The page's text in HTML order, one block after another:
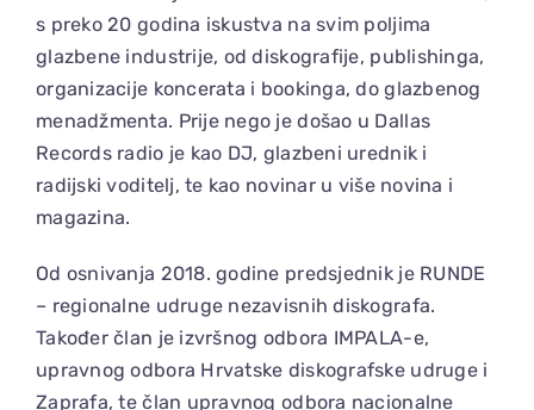
s preko 20 godina iskustva na svim poljima
glazbene industrije, od diskografije, publishinga,
organizacije koncerata i bookinga, do glazbenog
menadžmenta. Prije nego je došao u Dallas
Records radio je kao DJ, glazbeni urednik i
radijski voditelj, te kao novinar u više novina i
magazina.
Od osnivanja 2018. godine predsjednik je RUNDE
– regionalne udruge nezavisnih diskografa.
Također član je izvršnog odbora IMPALA-e,
upravnog odbora Hrvatske diskografske udruge i
Zaprafa, te član upravnog odbora nacionalne